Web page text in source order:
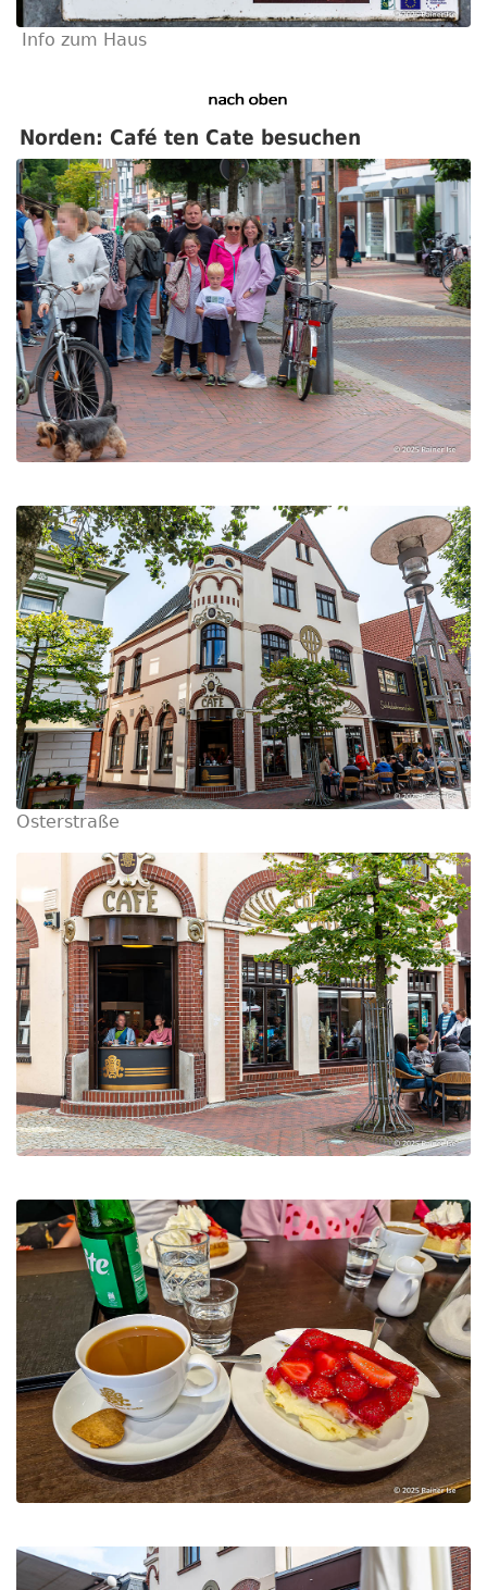
Info zum Haus
Norden: Café ten Cate besuchen
Osterstraße